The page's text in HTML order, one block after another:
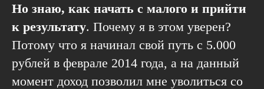
Но знаю, как начать с малого и прийти
к результату. Почему я в этом уверен?
Потому что я начинал свой путь с 5.000
рублей в феврале 2014 года, а на данный
момент доход позволил мне уволиться со